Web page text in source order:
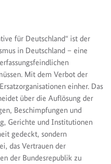
für Deutschland“ ist der
in Deutschland – eine
Mit dem Verbot der
einher. Das
über die Auflösung der
Beschimpfungen und
Gerichte und Institutionen
gedeckt, sondern
das Vertrauen der
der Bundesrepublik zu